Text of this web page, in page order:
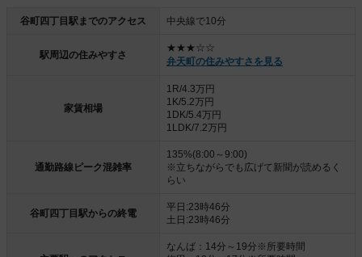
谷町四丁目駅までのアクセス 中央線で10分
駅周辺の住みやすさ
★★★☆☆
弁天町の住みやすさを見る
家賃相場
1R/4.3万円
1K/5.2万円
1DK/5.4万円
1LDK/7.2万円
通勤路線ピーク混雑率
135%(8:00～9:00)
※立ちながらでも広げて新聞が読めるく
らい
谷町四丁目駅からの終電
平日:23時46分
土日:23時46分
なんば：14分～19分※所要時間